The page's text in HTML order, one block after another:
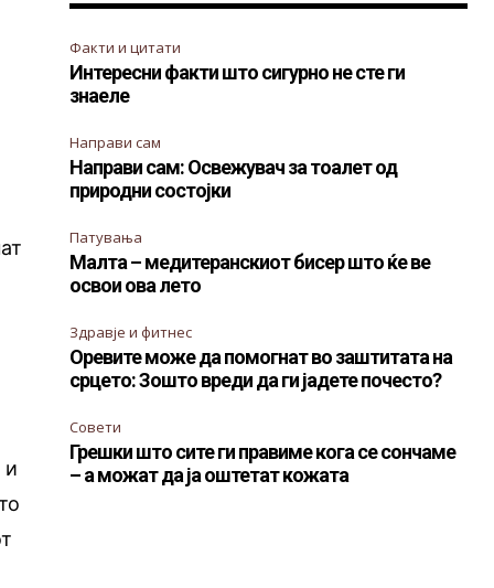
и
Факти и цитати
Интересни факти што сигурно не сте ги
знаеле
Направи сам
Направи сам: Освежувач за тоалет од
природни состојки
Патувања
Малта – медитеранскиот бисер што ќе ве
освои ова лето
Здравје и фитнес
Оревите може да помогнат во заштитата на
срцето: Зошто вреди да ги јадете почесто?
Совети
Грешки што сите ги правиме кога се сончаме
– а можат да ја оштетат кожата